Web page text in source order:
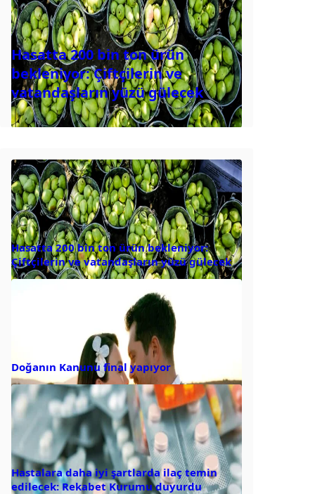
Hasatta 200 bin ton ürün
bekleniyor: Çiftçilerin ve
vatandaşların yüzü gülecek
Hasatta 200 bin ton ürün bekleniyor:
Çiftçilerin ve vatandaşların yüzü gülecek
Doğanın Kanunu final yapıyor
Hastalara daha iyi şartlarda ilaç temin
edilecek: Rekabet Kurumu duyurdu